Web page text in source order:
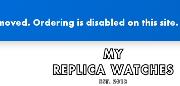
Ordering is disabled on this site.